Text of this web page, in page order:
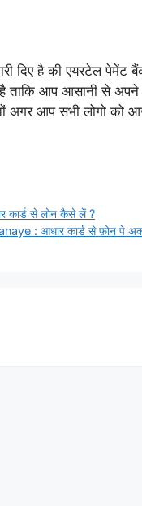
दिए है की एयरटेल पेमेंट
है ताकि आप आसानी से
आप सभी लोगो को
से लोन कैसे लें ?
: आधार कार्ड से फ़ोन पे